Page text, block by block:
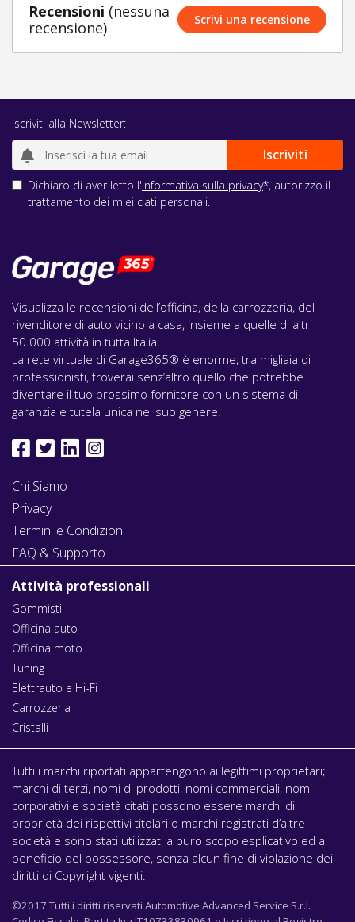
Recensioni (nessuna
recensione)
Scrivi una recensione
Iscriviti alla Newsletter:
Dichiaro di aver letto l'informativa sulla privacy*, autorizzo il
trattamento dei miei dati personali.
Visualizza le recensioni dell’officina, della carrozzeria, del
rivenditore di auto vicino a casa, insieme a quelle di altri
50.000 attività in tutta Italia.
La rete virtuale di Garage365® è enorme, tra migliaia di
professionisti, troverai senz’altro quello che potrebbe
diventare il tuo prossimo fornitore con un sistema di
garanzia e tutela unica nel suo genere.
Chi Siamo
Privacy
Termini e Condizioni
FAQ & Supporto
Attività professionali
Gommisti
Officina auto
Officina moto
Tuning
Elettrauto e Hi-Fi
Carrozzeria
Cristalli
Tutti i marchi riportati appartengono ai legittimi proprietari;
marchi di terzi, nomi di prodotti, nomi commerciali, nomi
corporativi e società citati possono essere marchi di
proprietà dei rispettivi titolari o marchi registrati d’altre
società e sono stati utilizzati a puro scopo esplicativo ed a
beneficio del possessore, senza alcun fine di violazione dei
diritti di Copyright vigenti.
©2017 Tutti i diritti riservati Automotive Advanced Service S.r.l.